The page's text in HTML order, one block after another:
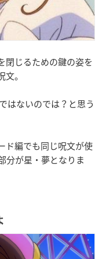
閉じるための鍵の姿を
。
はないのでは？と思う
ド編でも同じ呪文が使
分が星・夢となりま